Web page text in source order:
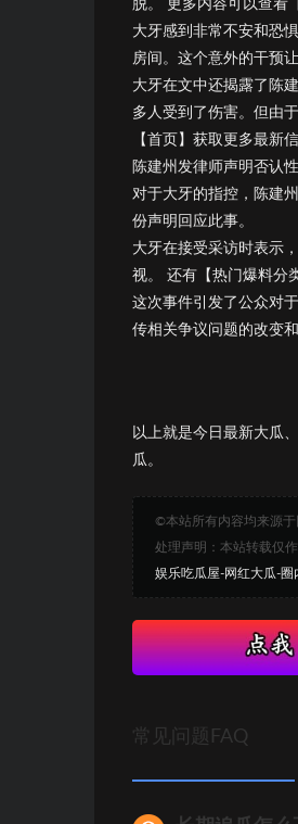
脱。 更多内容可以查看
大牙感到非常不安和恐
房间。这个意外的干预
大牙在文中还揭露了陈
多人受到了伤害。但由
【首页】获取更多最新信
陈建州发律师声明否认
对于大牙的指控，陈建
份声明回应此事。
大牙在接受采访时表示
视。 还有【热门爆料分
这次事件引发了公众对
传相关争议问题的改变
以上就是今日最新大瓜
瓜。
©本站所有内容均来源于
处理声明：本站转载仅
娱乐吃瓜屋-网红大瓜-圈
常见问题FAQ